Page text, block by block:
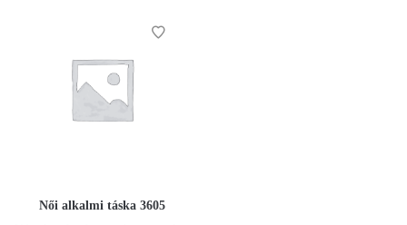
Női alkalmi táska 3605